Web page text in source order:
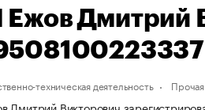
Ежов Дмитрий
техническая деятельность